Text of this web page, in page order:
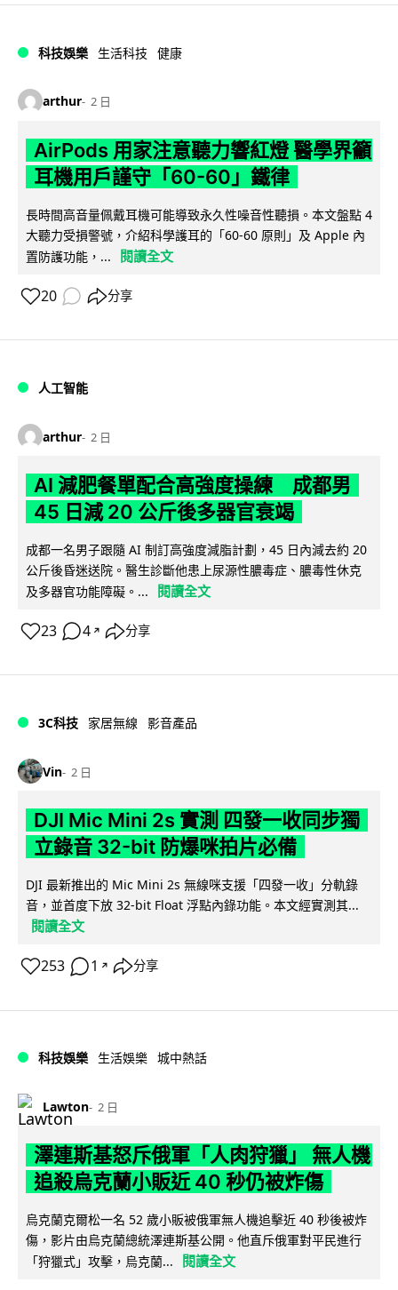
科技娛樂 生活科技 健康
arthur 2 日
AirPods 用家注意聽力響紅燈 醫學界籲
耳機用戶謹守「60-60」鐵律
長時間高音量佩戴耳機可能導致永久性噪音性聽損。本文盤點 4
大聽力受損警號，介紹科學護耳的「60-60 原則」及 Apple 內
置防護功能，...
閱讀全文
20 分享
人工智能
arthur 2 日
AI 減肥餐單配合高強度操練 成都男
45 日減 20 公斤後多器官衰竭
成都一名男子跟隨 AI 制訂高強度減脂計劃，45 日內減去約 20
公斤後昏迷送院。醫生診斷他患上尿源性膿毒症、膿毒性休克
及多器官功能障礙。...
閱讀全文
23 4 ↗ 分享
3C科技 家居無線 影音產品
Vin 2 日
DJI Mic Mini 2s 實測 四發一收同步獨
立錄音 32-bit 防爆咪拍片必備
DJI 最新推出的 Mic Mini 2s 無線咪支援「四發一收」分軌錄
音，並首度下放 32-bit Float 浮點內錄功能。本文經實測其...
閱讀全文
253 1 ↗ 分享
科技娛樂 生活娛樂 城中熱話
Lawton 2 日
澤連斯基怒斥俄軍「人肉狩獵」 無人機
追殺烏克蘭小販近 40 秒仍被炸傷
烏克蘭克爾松一名 52 歲小販被俄軍無人機追擊近 40 秒後被炸
傷，影片由烏克蘭總統澤連斯基公開。他直斥俄軍對平民進行
「狩獵式」攻擊，烏克蘭...
閱讀全文